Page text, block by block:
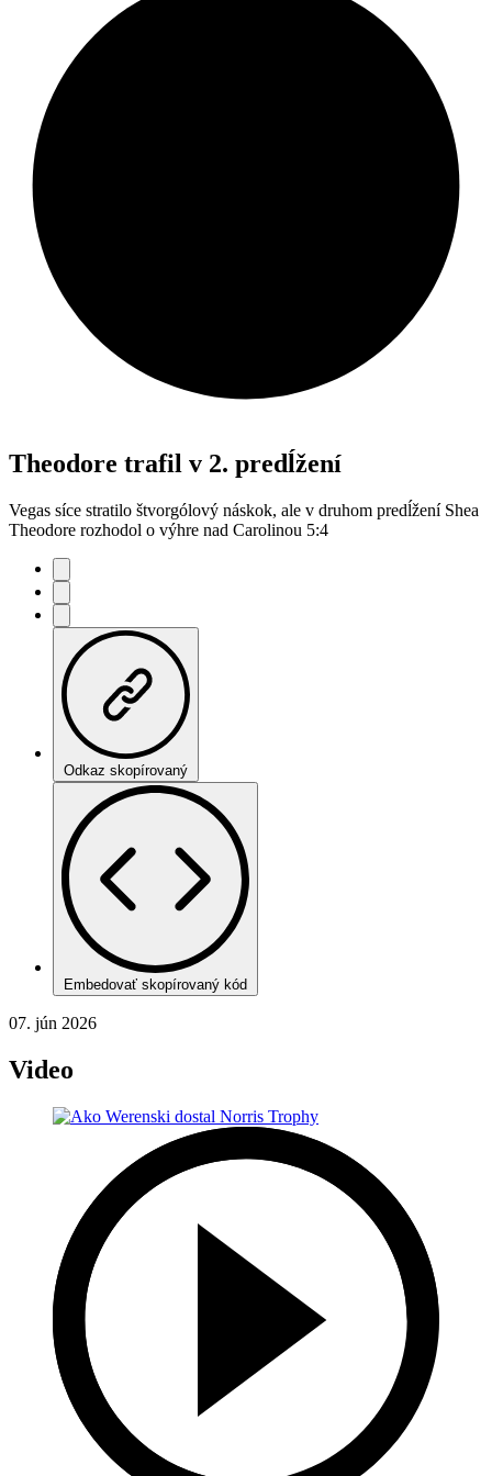
Theodore trafil v 2. predĺžení
Vegas síce stratilo štvorgólový náskok, ale v druhom predĺžení Shea
Theodore rozhodol o výhre nad Carolinou 5:4
Odkaz skopírovaný
Embedovať skopírovaný kód
07. jún 2026
Video